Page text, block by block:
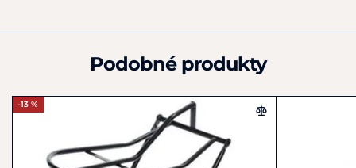
Podobné produkty
-13 %